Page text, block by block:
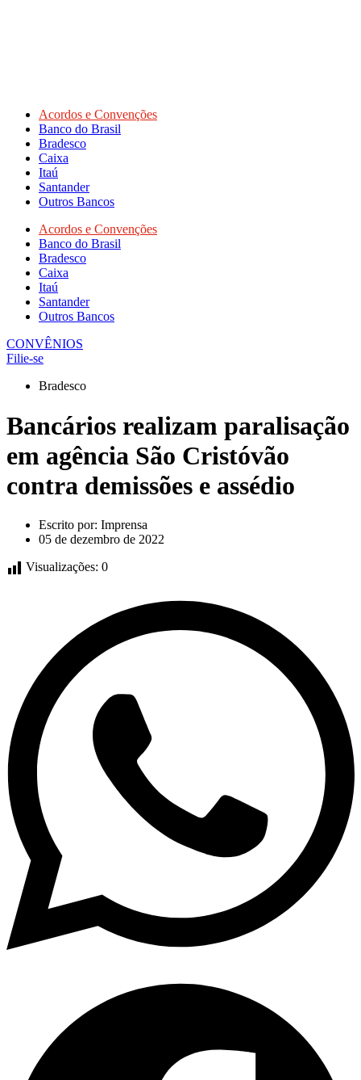
Acordos e Convenções
Banco do Brasil
Bradesco
Caixa
Itaú
Santander
Outros Bancos
Acordos e Convenções
Banco do Brasil
Bradesco
Caixa
Itaú
Santander
Outros Bancos
CONVÊNIOS
Filie-se
Bradesco
Bancários realizam paralisação
em agência São Cristóvão
contra demissões e assédio
Escrito por: Imprensa
05 de dezembro de 2022
Visualizações: 0